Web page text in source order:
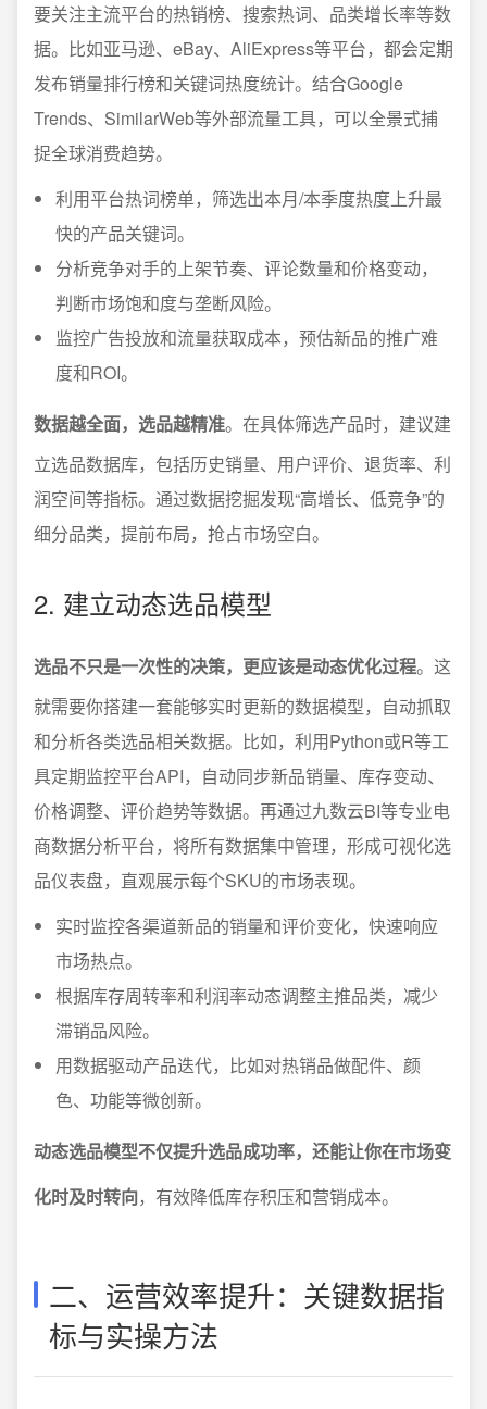
要关注主流平台的热销榜、搜索热词、品类增长率等数
据。比如亚马逊、eBay、AliExpress等平台，都会定期
发布销量排行榜和关键词热度统计。结合Google
Trends、SimilarWeb等外部流量工具，可以全景式捕
捉全球消费趋势。
利用平台热词榜单，筛选出本月/本季度热度上升最
快的产品关键词。
分析竞争对手的上架节奏、评论数量和价格变动，
判断市场饱和度与垄断风险。
监控广告投放和流量获取成本，预估新品的推广难
度和ROI。
数据越全面，选品越精准。在具体筛选产品时，建议建
立选品数据库，包括历史销量、用户评价、退货率、利
润空间等指标。通过数据挖掘发现“高增长、低竞争”的
细分品类，提前布局，抢占市场空白。
2. 建立动态选品模型
选品不只是一次性的决策，更应该是动态优化过程。这
就需要你搭建一套能够实时更新的数据模型，自动抓取
和分析各类选品相关数据。比如，利用Python或R等工
具定期监控平台API，自动同步新品销量、库存变动、
价格调整、评价趋势等数据。再通过九数云BI等专业电
商数据分析平台，将所有数据集中管理，形成可视化选
品仪表盘，直观展示每个SKU的市场表现。
实时监控各渠道新品的销量和评价变化，快速响应
市场热点。
根据库存周转率和利润率动态调整主推品类，减少
滞销品风险。
用数据驱动产品迭代，比如对热销品做配件、颜
色、功能等微创新。
动态选品模型不仅提升选品成功率，还能让你在市场变
化时及时转向，有效降低库存积压和营销成本。
二、运营效率提升：关键数据指
标与实操方法